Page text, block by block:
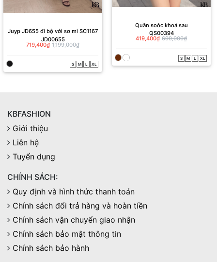
Juyp JD655 đi bộ với sơ mi SC1167
JD00655
719,400₫ 1,199,000₫
S M L XL
Quần soóc khoá sau
QS00394
KBFASHION
Giới thiệu
Liên hệ
Tuyển dụng
CHÍNH SÁCH:
Quy định và hình thức thanh toán
Chính sách đổi trả hàng và hoàn tiền
Chính sách vận chuyển giao nhận
Chính sách bảo mật thông tin
Chính sách bảo hành